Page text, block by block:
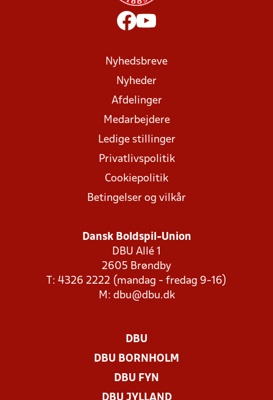
Nyhedsbreve
Nyheder
Afdelinger
Medarbejdere
Ledige stillinger
Privatlivspolitik
Cookiepolitik
Betingelser og vilkår
Dansk Boldspil-Union
DBU Allé 1
2605 Brøndby
T: 4326 2222 (mandag - fredag 9-16)
M: dbu@dbu.dk
DBU
DBU BORNHOLM
DBU FYN
DBU JYLLAND